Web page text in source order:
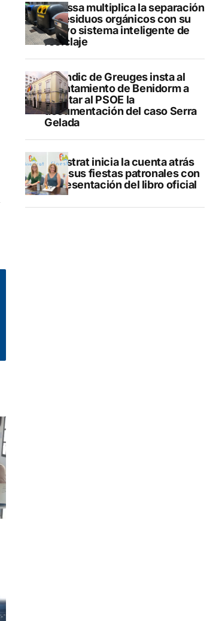
Benissa multiplica la separación
de residuos orgánicos con su
nuevo sistema inteligente de
reciclaje
El Síndic de Greuges insta al
Ayuntamiento de Benidorm a
facilitar al PSOE la
documentación del caso Serra
Gelada
Finestrat inicia la cuenta atrás
para sus fiestas patronales con
la presentación del libro oficial